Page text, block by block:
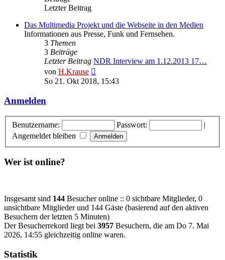
Letzter Beitrag
Das Multimedia Projekt und die Webseite in den Medien
Informationen aus Presse, Funk und Fernsehen.
3 Themen
3 Beiträge
Letzter Beitrag NDR Interview am 1.12.2013 17…
von H.Krause
Beitrag
So 21. Okt 2018, 15:43
Anmelden
Benutzername: Passwort:
|
Angemeldet bleiben
Wer ist online?
Insgesamt sind 144 Besucher online :: 0 sichtbare Mitglieder, 0
unsichtbare Mitglieder und 144 Gäste (basierend auf den aktiven
Besuchern der letzten 5 Minuten)
Der Besucherrekord liegt bei 3957 Besuchern, die am Do 7. Mai
2026, 14:55 gleichzeitig online waren.
Statistik